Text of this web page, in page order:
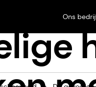
Ons